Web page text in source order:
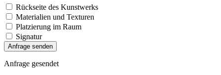
Rückseite des Kunstwerks
Materialien und Texturen
Platzierung im Raum
Signatur
Anfrage senden
Anfrage gesendet